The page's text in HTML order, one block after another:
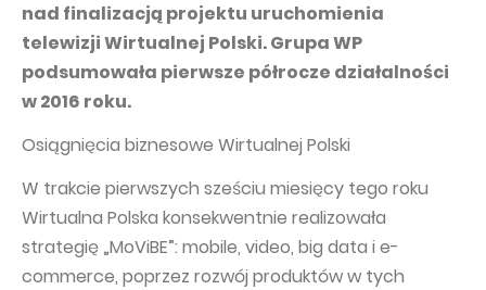
Audioteka Group
Superauto.pl
Totalmoney
Extradom
Wirtualne Media
Letters of the CEO
Financial presentations
Prospectus
Press releases
WPH Calendar
CORPORATE GOVERNANCE
nad finalizacją projektu uruchomienia
telewizji Wirtualnej Polski. Grupa WP
podsumowała pierwsze półrocze działalności
w 2016 roku.
Osiągnięcia biznesowe Wirtualnej Polski
W trakcie pierwszych sześciu miesięcy tego roku
Wirtualna Polska konsekwentnie realizowała
strategię „MoViBE”: mobile, video, big data i e-
commerce, poprzez rozwój produktów w tych